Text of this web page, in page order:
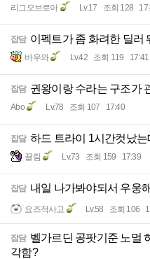
리그오브로아 Lv.17 조회 128
잡담 이펙트가 좀 화려한 딜러
바우와 Lv.42 조회 119 17:41
잡담 권왕이랑 수라는 구조가
Abo Lv.78 조회 107 17:40
잡담 하드 트라이 1시간컷났
끌림 Lv.73 조회 159 17:39
잡담 내일 나가봐야되서 우웅
요즈적사고 Lv.58 조회 106
잡담 벨가르딘 공팟기준 노멀
각함?